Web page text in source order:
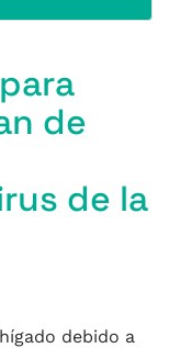
de
de la
debido a